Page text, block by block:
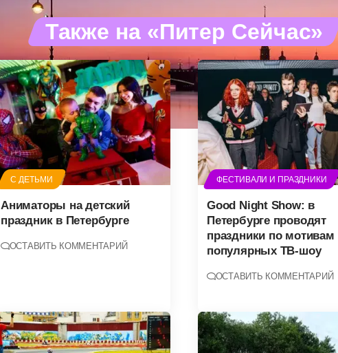
Также на «Питер Сейчас»
С ДЕТЬМИ
Аниматоры на детский
праздник в Петербурге
ОСТАВИТЬ КОММЕНТАРИЙ
ФЕСТИВАЛИ И ПРАЗДНИКИ
Good Night Show: в
Петербурге проводят
праздники по мотивам
популярных ТВ-шоу
ОСТАВИТЬ КОММЕНТАРИЙ